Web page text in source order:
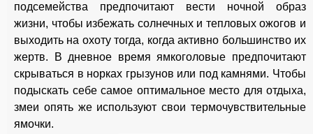
подсемейства предпочитают вести ночной образ
жизни, чтобы избежать солнечных и тепловых ожогов и
выходить на охоту тогда, когда активно большинство их
жертв. В дневное время ямкоголовые предпочитают
скрываться в норках грызунов или под камнями. Чтобы
подыскать себе самое оптимальное место для отдыха,
змеи опять же используют свои термочувствительные
ямочки.